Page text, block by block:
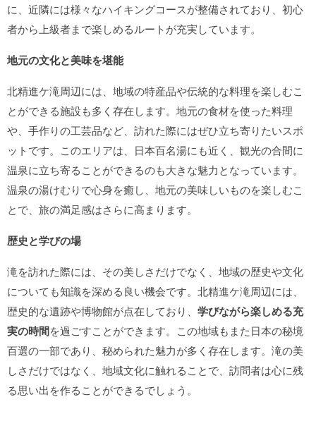
に、近隣には様々なハイキングコースが整備されており、初心
者から上級者まで楽しめるルートが充実しています。
地元の文化と美味を堪能
北精進ケ滝周辺には、地域の特産品や伝統的な料理を楽しむこ
とができる施設も多く存在します。地元の食材を使った料理
や、手作りの工芸品など、訪れた際にはぜひ立ち寄りたいスポ
ットです。このエリアは、日本百名湯にも近く、観光の合間に
温泉に立ち寄ることができるのも大きな魅力となっています。
温泉の湯けむりで心身を癒し、地元の美味しいものを楽しむこ
とで、旅の満足感はさらに高まります。
歴史と学びの場
滝を訪れた際には、その美しさだけでなく、地域の歴史や文化
についても知識を深める良い機会です。北精進ケ滝周辺には、
歴史的な遺跡や博物館が点在しており、 学びながら楽しめる充
実の時間を過ごすことができます。この地域もまた日本の秘境
百選の一部であり、秘められた魅力が多く存在します。滝の美
しさだけではなく、地域文化に触れることで、訪問者は心に残
る思い出を作ることができるでしょう。